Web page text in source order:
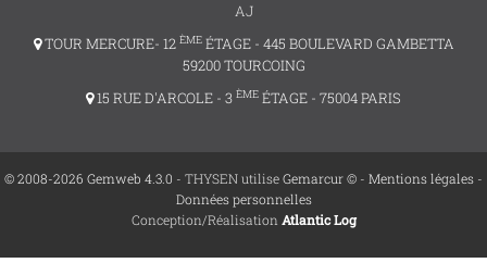
AJ
TOUR MERCURE- 12 ÈMEÉTAGE - 445 BOULEVARD GAMBETTA
59200 TOURCOING
15 RUE D'ARCOLE - 3 ÈME ÉTAGE - 75004 PARIS
© 2008-2026 Gemweb 4.3.0 - THYSEN utiliseGemarcur © - Mentions légales -
Données personnelles
Conception/Réalisation Atlantic Log